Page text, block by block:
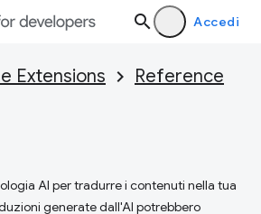
Accedi
Extensions
Reference
AI per tradurre i contenuti nella tua
generate dall'AI potrebbero